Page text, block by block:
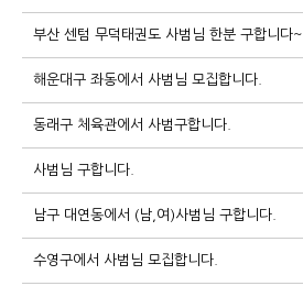
부산 센텀 무덕태권도 사범님 한분 구합니다~
해운대구 좌동에서 사범님 모집합니다.
동래구 체육관에서 사범구합니다.
사범님 구합니다.
남구 대연동에서 (남,여)사범님 구합니다.
수영구에서 사범님 모집합니다.